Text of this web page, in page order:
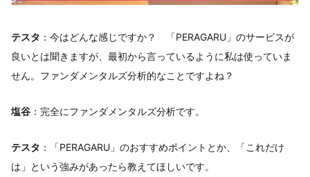
テスタ ：今はどんな感じですか？ 「PERAGARU」のサービスが
良いとは聞きますが、最初から言っているように私は使っていま
せん。ファンダメンタルズ分析的なことですよね？
塩谷 ：完全にファンダメンタルズ分析です。
テスタ ：「PERAGARU」のおすすめポイントとか、「これだけ
は」という強みがあったら教えてほしいです。